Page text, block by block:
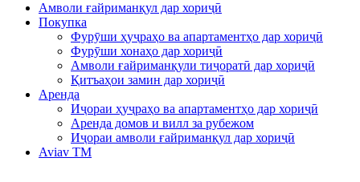
Амволи ғайриманқул дар хориҷӣ
Покупка
Фурӯши ҳуҷраҳо ва апартаментҳо дар хориҷӣ
Фурӯши хонаҳо дар хориҷӣ
Амволи ғайриманқули тиҷоратӣ дар хориҷӣ
Қитъаҳои замин дар хориҷӣ
Аренда
Иҷораи ҳуҷраҳо ва апартаментҳо дар хориҷӣ
Аренда домов и вилл за рубежом
Иҷораи амволи ғайриманқул дар хориҷӣ
Aviav TM